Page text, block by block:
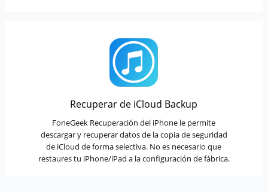
Recuperar de iCloud Backup
FoneGeek Recuperación del iPhone le permite
descargar y recuperar datos de la copia de seguridad
de iCloud de forma selectiva. No es necesario que
restaures tu iPhone/iPad a la configuración de fábrica.